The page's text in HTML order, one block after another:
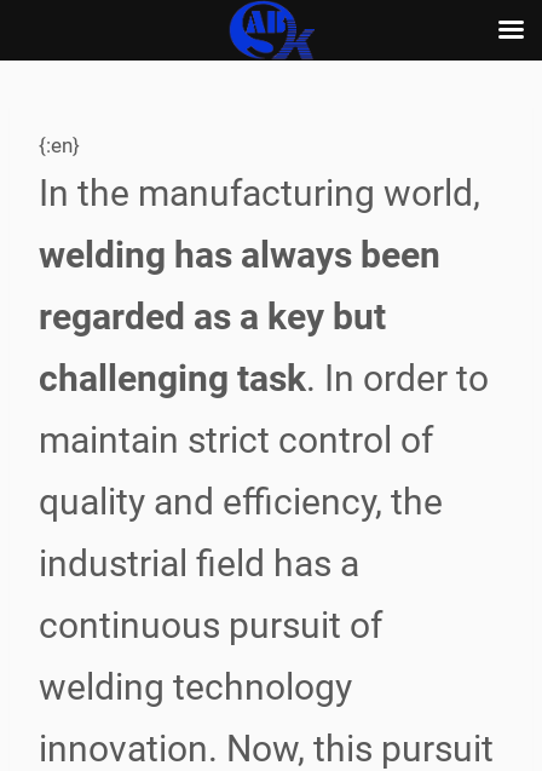
content
{:en}
In the manufacturing world,
welding has always been
regarded as a key but
challenging task. In order to
maintain strict control of
quality and efficiency, the
industrial field has a
continuous pursuit of
welding technology
innovation. Now, this pursuit